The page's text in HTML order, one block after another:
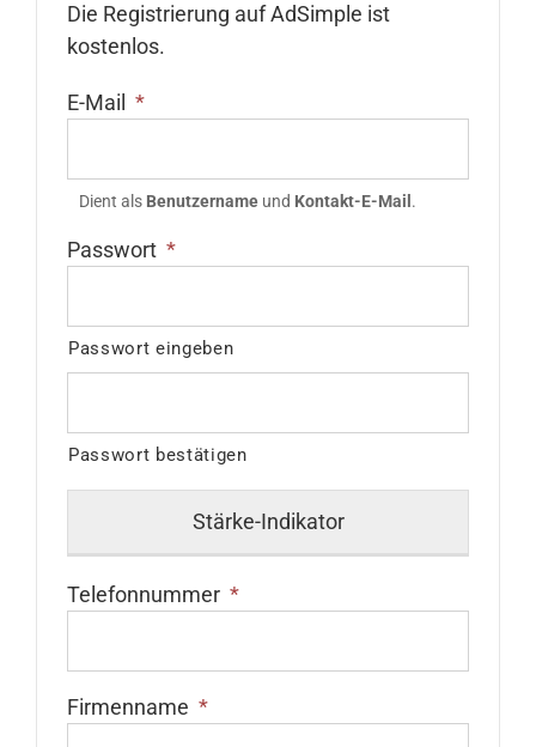
Die Registrierung auf AdSimple ist
kostenlos.
E-Mail *
Dient als Benutzername und Kontakt-E-Mail .
Passwort *
Passwort eingeben
Passwort bestätigen
Stärke-Indikator
Telefonnummer *
Firmenname *